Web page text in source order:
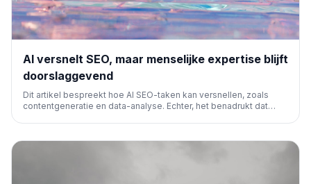
AI versnelt SEO, maar menselijke expertise blijft
doorslaggevend
Dit artikel bespreekt hoe AI SEO-taken kan versnellen, zoals
contentgeneratie en data-analyse. Echter, het benadrukt dat